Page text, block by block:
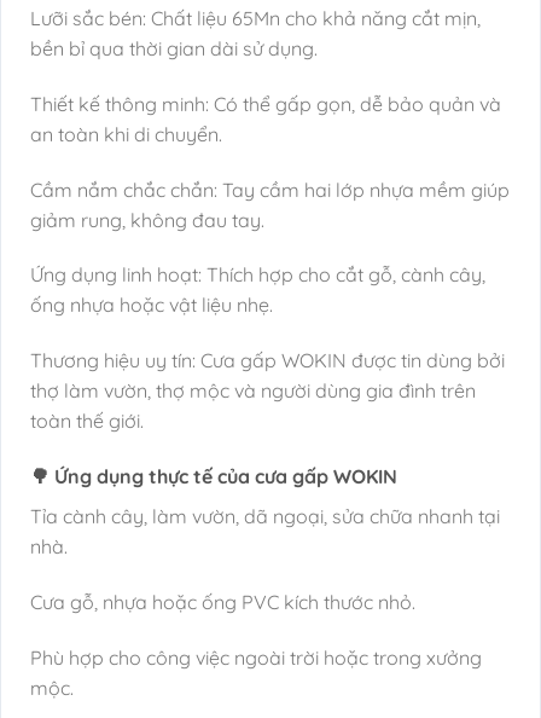
Lưỡi sắc bén: Chất liệu 65Mn cho khả năng cắt mịn,
bền bỉ qua thời gian dài sử dụng.
Thiết kế thông minh: Có thể gấp gọn, dễ bảo quản và
an toàn khi di chuyển.
Cầm nắm chắc chắn: Tay cầm hai lớp nhựa mềm giúp
giảm rung, không đau tay.
Ứng dụng linh hoạt: Thích hợp cho cắt gỗ, cành cây,
ống nhựa hoặc vật liệu nhẹ.
Thương hiệu uy tín: Cưa gấp WOKIN được tin dùng bởi
thợ làm vườn, thợ mộc và người dùng gia đình trên
toàn thế giới.
🌳 Ứng dụng thực tế của cưa gấp WOKIN
Tỉa cành cây, làm vườn, dã ngoại, sửa chữa nhanh tại
nhà.
Cưa gỗ, nhựa hoặc ống PVC kích thước nhỏ.
Phù hợp cho công việc ngoài trời hoặc trong xưởng
mộc.